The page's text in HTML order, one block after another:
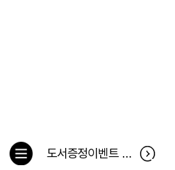
도서증정이벤트 <혼자도 괜찮지만 오늘은 너와 같이> 당첨자
목